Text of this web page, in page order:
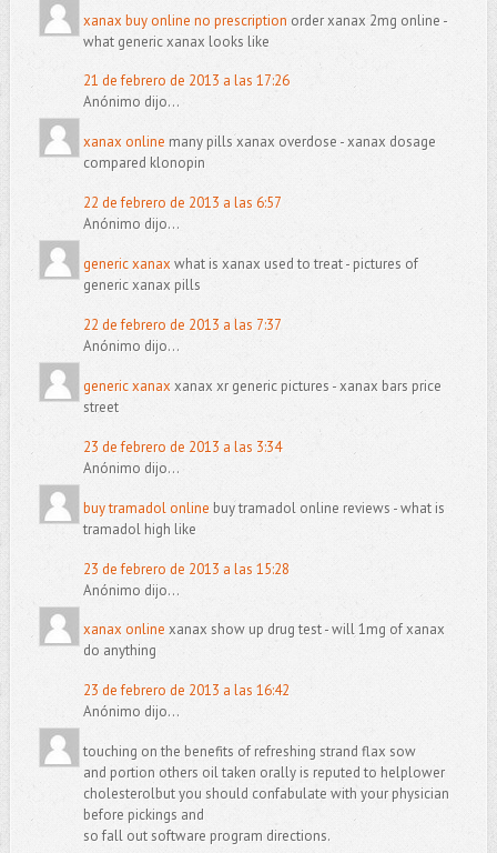
xanax buy online no prescription order xanax 2mg online -
what generic xanax looks like
21 de febrero de 2013 a las 17:26
Anónimo dijo...
xanax online many pills xanax overdose - xanax dosage
compared klonopin
22 de febrero de 2013 a las 6:57
Anónimo dijo...
generic xanaxwhat is xanax used to treat - pictures of
generic xanax pills
22 de febrero de 2013 a las 7:37
Anónimo dijo...
generic xanaxxanax xr generic pictures - xanax bars price
street
23 de febrero de 2013 a las 3:34
Anónimo dijo...
buy tramadol online buy tramadol online reviews - what is
tramadol high like
23 de febrero de 2013 a las 15:28
Anónimo dijo...
xanax online xanax show up drug test - will 1mg of xanax
do anything
23 de febrero de 2013 a las 16:42
Anónimo dijo...
touching on the benefits of refreshing strand flax sow
and portion others oil taken orally is reputed to helplower
cholesterolbut you should confabulate with your physician
before pickings and
so fall out software program directions.